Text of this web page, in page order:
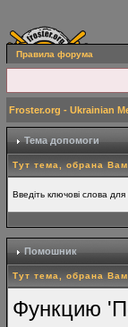
Правила форума
Froster.org - Ukrainian
Тема допомоги
Тут тема, обрана
Введіть ключові слова
Помошник
Тут тема, обрана
Функцию